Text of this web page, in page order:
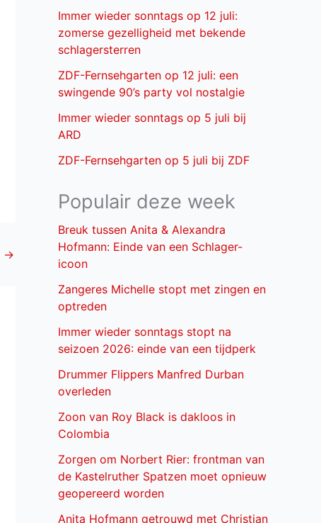
→
Immer wieder sonntags op 12 juli:
zomerse gezelligheid met bekende
schlagersterren
ZDF-Fernsehgarten op 12 juli: een
swingende 90’s party vol nostalgie
Immer wieder sonntags op 5 juli bij
ARD
ZDF-Fernsehgarten op 5 juli bij ZDF
Populair deze week
Breuk tussen Anita & Alexandra
Hofmann: Einde van een Schlager-
icoon
Zangeres Michelle stopt met zingen en
optreden
Immer wieder sonntags stopt na
seizoen 2026: einde van een tijdperk
Drummer Flippers Manfred Durban
overleden
Zoon van Roy Black is dakloos in
Colombia
Zorgen om Norbert Rier: frontman van
de Kastelruther Spatzen moet opnieuw
geopereerd worden
Anita Hofmann getrouwd met Christian